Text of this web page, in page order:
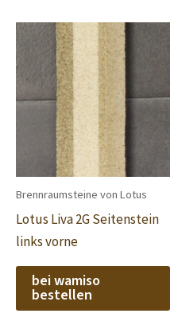
Brennraumsteine von Lotus
Lotus Liva 2G Seitenstein
links vorne
bei wamiso
bestellen